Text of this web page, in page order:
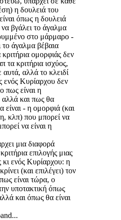
η δουλειά του
όπως η δουλειά
βγάλει το άγαλμα
στο μάρμαρο -
το άγαλμα βέβαια
ομορφιάς δεν
τα κριτήρια ισχύος,
αυτά, αλλά το κλειδί
ενός Κυρίαρχου δεν
πως είναι η
αλλά και πως θα
είναι - η ομορφιά (και
κλπ) που μπορεί να
να είναι η
μια διαφορά
επιλογής μιας
κι ενός Κυρίαρχου: η
(και επιλέγει) τον
είναι τώρα, ο
υποτακτική όπως
και όπως θα είναι